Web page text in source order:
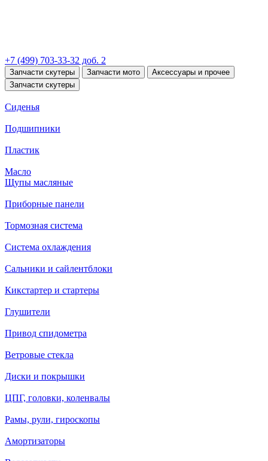
+7 (499) 703-33-32 доб. 2
Запчасти скутеры Запчасти мото
Аксессуары и прочее
Запчасти скутеры
Сиденья
Подшипники
Пластик
Масло
Щупы масляные
Приборные панели
Тормозная система
Система охлаждения
Сальники и сайлентблоки
Кикстартер и стартеры
Глушители
Привод спидометра
Ветровые стекла
Диски и покрышки
ЦПГ, головки, коленвалы
Рамы, рули, гироскопы
Амортизаторы